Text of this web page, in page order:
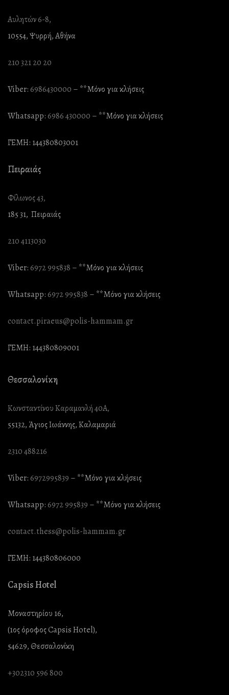
Αυλητών 6-8,
10554, Ψυρρή, Αθήνα
210 321 20 20
Viber:6986430000 – **Mόνο για κλήσεις
Whatsapp:6986 430000 – **Mόνο για κλήσεις
ΓΕΜΗ: 144380803001
Πειραιάς
Φίλωνος 43,
185 31, Πειραιάς
210 4113030
Viber:6972 995838 – **Mόνο για κλήσεις
Whatsapp:6972 995838 – **Mόνο για κλήσεις
contact.piraeus@polis-hammam.gr
ΓΕΜΗ: 144380809001
Θεσσαλονίκη
Κωνσταντίνου Καραμανλή 40Α,
55132, Άγιος Ιωάννης, Καλαμαριά
2310 488216
Viber:6972995839 – **Mόνο για κλήσεις
Whatsapp:6972 995839 – **Mόνο για κλήσεις
contact.thess@polis-hammam.gr
ΓΕΜΗ: 144380806000
Capsis Hotel
Μοναστηρίου 16,
(1ος όροφος Capsis Hotel),
54629, Θεσσαλονίκη
+302310 596 800